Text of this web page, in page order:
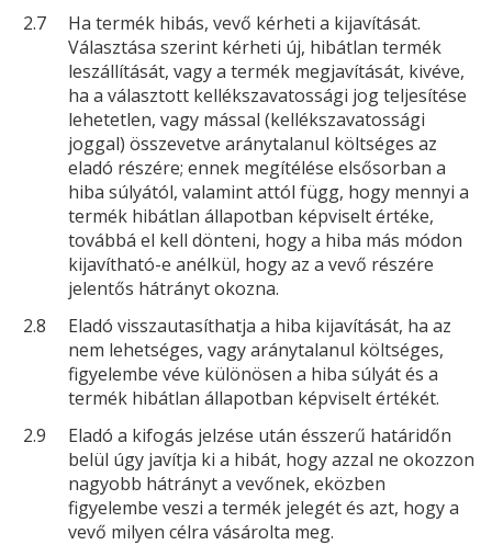
2.7
Ha termék hibás, vevő kérheti a kijavítását.
Választása szerint kérheti új, hibátlan termék
leszállítását, vagy a termék megjavítását, kivéve,
ha a választott kellékszavatossági jog teljesítése
lehetetlen, vagy mással (kellékszavatossági
joggal) összevetve aránytalanul költséges az
eladó részére; ennek megítélése elsősorban a
hiba súlyától, valamint attól függ, hogy mennyi a
termék hibátlan állapotban képviselt értéke,
továbbá el kell dönteni, hogy a hiba más módon
kijavítható-e anélkül, hogy az a vevő részére
jelentős hátrányt okozna.
2.8
Eladó visszautasíthatja a hiba kijavítását, ha az
nem lehetséges, vagy aránytalanul költséges,
figyelembe véve különösen a hiba súlyát és a
termék hibátlan állapotban képviselt értékét.
2.9
Eladó a kifogás jelzése után ésszerű határidőn
belül úgy javítja ki a hibát, hogy azzal ne okozzon
nagyobb hátrányt a vevőnek, eközben
figyelembe veszi a termék jelegét és azt, hogy a
vevő milyen célra vásárolta meg.